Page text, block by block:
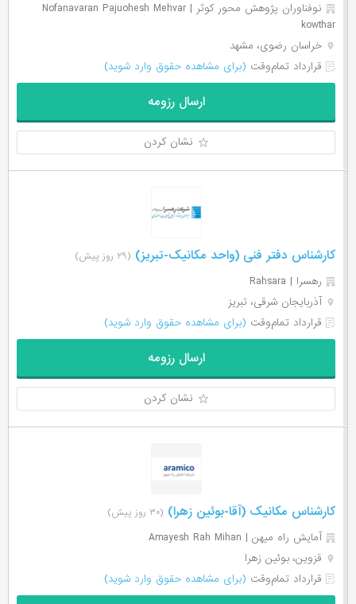
نوفناوران پژوهش محور کوثر | Nofanavaran Pajuohesh Mehvar
kowthar
خراسان رضوی، مشهد
قرارداد تمام‌وقت (برای مشاهده حقوق وارد شوید)
ارسال رزومه
نشان کردن
کارشناس دفتر فنی (واحد مکانیک-تبریز) (۲۹ روز پیش)
رهسرا | Rahsara
آذربایجان شرقی، تبریز
قرارداد تمام‌وقت (برای مشاهده حقوق وارد شوید)
ارسال رزومه
نشان کردن
کارشناس مکانیک (آقا-بوئین زهرا) (۳۰ روز پیش)
آمایش راه میهن | Amayesh Rah Mihan
قزوین، بوئین زهرا
قرارداد تمام‌وقت (برای مشاهده حقوق وارد شوید)